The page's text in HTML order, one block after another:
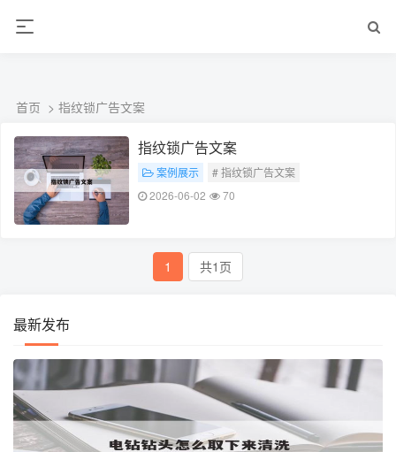
材经营部
首页 > 指纹锁广告文案
指纹锁广告文案
案例展示
# 指纹锁广告文案
2026-06-02
70
1 共1页
最新发布